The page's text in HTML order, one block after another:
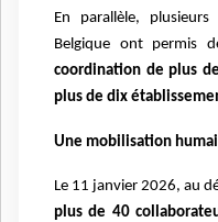
En parallèle,
Belgique ont permis
coordination de plus
plus de dix
Une mobilisation
Le 11 janvier 2026, au
plus de 40